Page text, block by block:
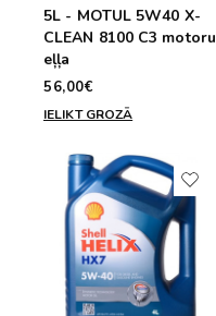
5L - MOTUL 5W40 X-
CLEAN 8100 C3 motoru
eļļa
56,00€
IELIKT GROZĀ